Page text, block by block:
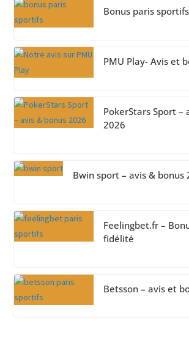
Bonus paris sportifs
PMU Play- Avis et
PokerStars Sport –
2026
Bwin sport – avis & bonus
Feelingbet.fr –
fidélité
Betsson – avis et